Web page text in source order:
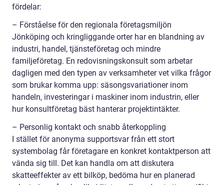
fördelar:
– Förståelse för den regionala företagsmiljön
Jönköping och kringliggande orter har en blandning av
industri, handel, tjänsteföretag och mindre
familjeföretag. En redovisningskonsult som arbetar
dagligen med den typen av verksamheter vet vilka frågor
som brukar komma upp: säsongsvariationer inom
handeln, investeringar i maskiner inom industrin, eller
hur konsultföretag bäst hanterar projektintäkter.
– Personlig kontakt och snabb återkoppling
I stället för anonyma supportsvar från ett stort
systembolag får företagare en konkret kontaktperson att
vända sig till. Det kan handla om att diskutera
skatteeffekter av ett bilköp, bedöma hur en planerad